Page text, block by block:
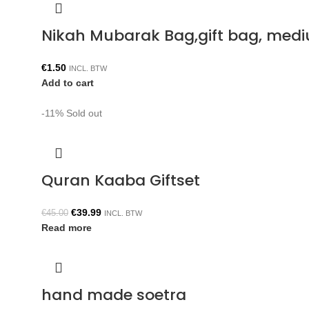
Nikah Mubarak Bag,gift bag,
€1.50 INCL. BTW
Add to cart
-11% Sold out
Quran Kaaba Giftset
€45.00 €39.99 INCL. BTW
Read more
hand made soetra